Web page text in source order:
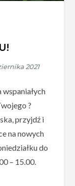
?
przyjdź i
na nowych
do
– 15.00.